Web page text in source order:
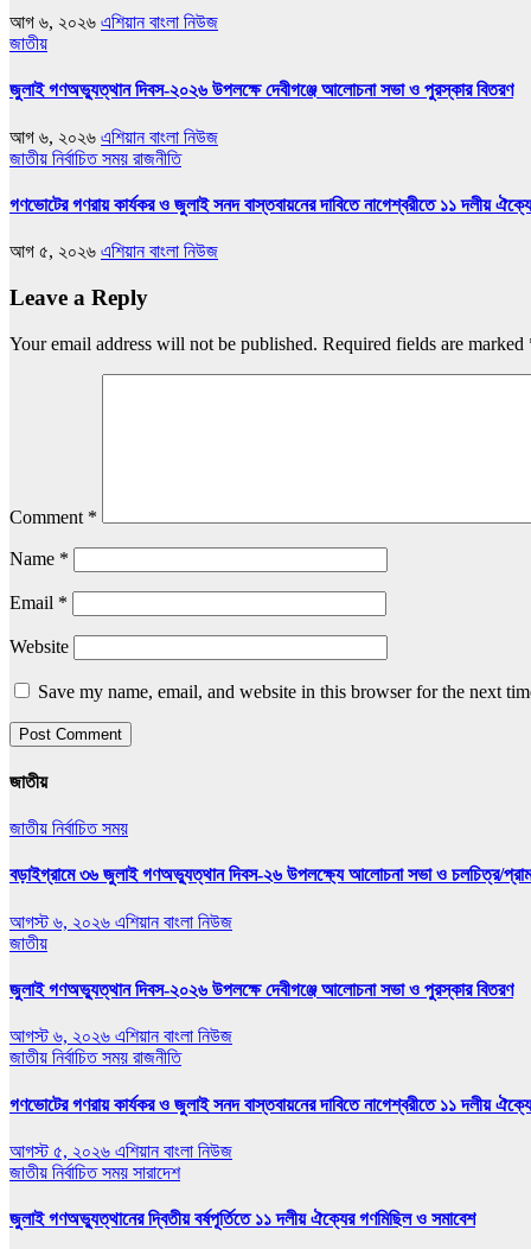
আগ ৬, ২০২৬ এশিয়ান বাংলা নিউজ
জাতীয়
জুলাই গণঅভ্যুত্থান দিবস-২০২৬ উপলক্ষে দেবীগঞ্জে আলোচনা সভা ও পুরস্কার বিতরণ
আগ ৬, ২০২৬ এশিয়ান বাংলা নিউজ
জাতীয় নির্বাচিত সময় রাজনীতি
গণভোটের গণরায় কার্যকর ও জুলাই সনদ বাস্তবায়নের দাবিতে নাগেশ্বরীতে ১১ দলীয়
আগ ৫, ২০২৬ এশিয়ান বাংলা নিউজ
Leave a Reply
Your email address will not be published. Required fields are marked
Comment *
Name *
Email *
Website
Save my name, email, and website in this browser for the next
জাতীয়
জাতীয় নির্বাচিত সময়
বড়াইগ্রামে ৩৬ জুলাই গণঅভ্যুত্থান দিবস-২৬ উপলক্ষ্যে আলোচনা সভা ও চলচিত্র/
আগস্ট ৬, ২০২৬ এশিয়ান বাংলা নিউজ
জাতীয়
জুলাই গণঅভ্যুত্থান দিবস-২০২৬ উপলক্ষে দেবীগঞ্জে আলোচনা সভা ও পুরস্কার বিতরণ
আগস্ট ৬, ২০২৬ এশিয়ান বাংলা নিউজ
জাতীয় নির্বাচিত সময় রাজনীতি
গণভোটের গণরায় কার্যকর ও জুলাই সনদ বাস্তবায়নের দাবিতে নাগেশ্বরীতে ১১ দলীয়
আগস্ট ৫, ২০২৬ এশিয়ান বাংলা নিউজ
জাতীয় নির্বাচিত সময় সারাদেশ
জুলাই গণঅভ্যুত্থানের দ্বিতীয় বর্ষপূর্তিতে ১১ দলীয় ঐক্যের গণমিছিল ও সমাবেশ